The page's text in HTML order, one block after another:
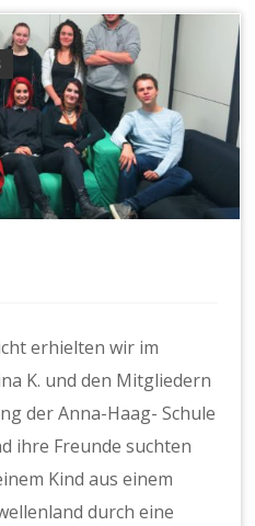
erhielten wir im
K. und den Mitgliedern
der Anna-Haag- Schule
ihre Freunde suchten
Kind aus einem
durch eine